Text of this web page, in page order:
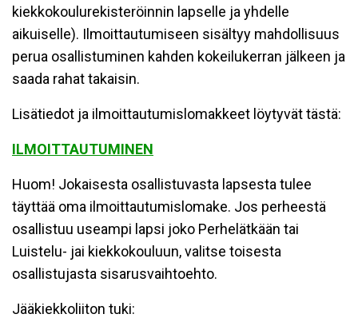
kiekkokoulurekisteröinnin lapselle ja yhdelle
aikuiselle). Ilmoittautumiseen sisältyy mahdollisuus
perua osallistuminen kahden kokeilukerran jälkeen ja
saada rahat takaisin.
Lisätiedot ja ilmoittautumislomakkeet löytyvät tästä:
ILMOITTAUTUMINEN
Huom! Jokaisesta osallistuvasta lapsesta tulee
täyttää oma ilmoittautumislomake. Jos perheestä
osallistuu useampi lapsi joko Perhelätkään tai
Luistelu- jai kiekkokouluun, valitse toisesta
osallistujasta sisarusvaihtoehto.
Jääkiekkoliiton tuki: